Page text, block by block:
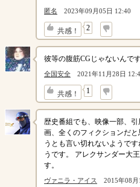
匿名 2023年09月05日 12:40
共感！ 2
↓
彼等の腹筋CGじゃないんで
全国安全 2021年11月28日
共感！ 1
↓
歴史番組でも、映像一部、
画、全くのフィクションだ
うとも言い切れないようで
うです。 アレクサンダー大
す。
ヴァニラ・アイス 2015年08